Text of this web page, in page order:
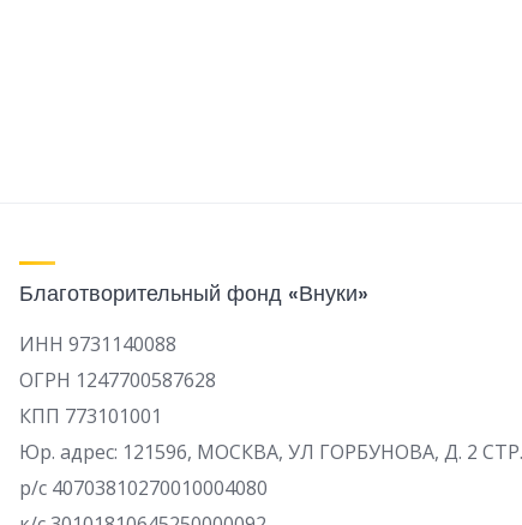
Благотворительный фонд «Внуки»
ИНН 9731140088
ОГРН 1247700587628
КПП 773101001
Юр. адрес: 121596, МОСКВА, УЛ ГОРБУНОВА, Д. 2
р/c 40703810270010004080